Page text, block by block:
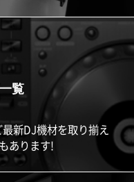
覧
新DJ機材を取り揃え
あります!